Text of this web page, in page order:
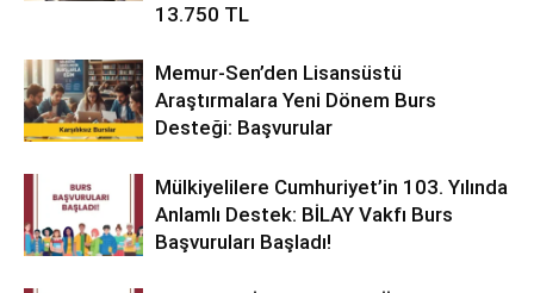
13.750 TL
Memur-Sen’den Lisansüstü
Araştırmalara Yeni Dönem Burs
Desteği: Başvurular
Mülkiyelilere Cumhuriyet’in 103. Yılında
Anlamlı Destek: BİLAY Vakfı Burs
Başvuruları Başladı!